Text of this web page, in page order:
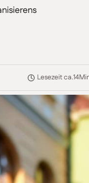
Lesezeit ca.14